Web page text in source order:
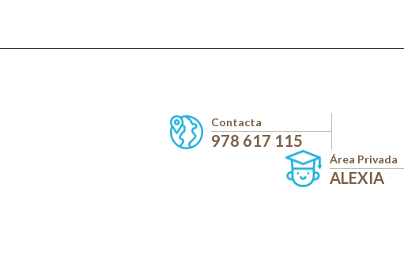
Contacta
978 617 115
Área Privada
ALEXIA